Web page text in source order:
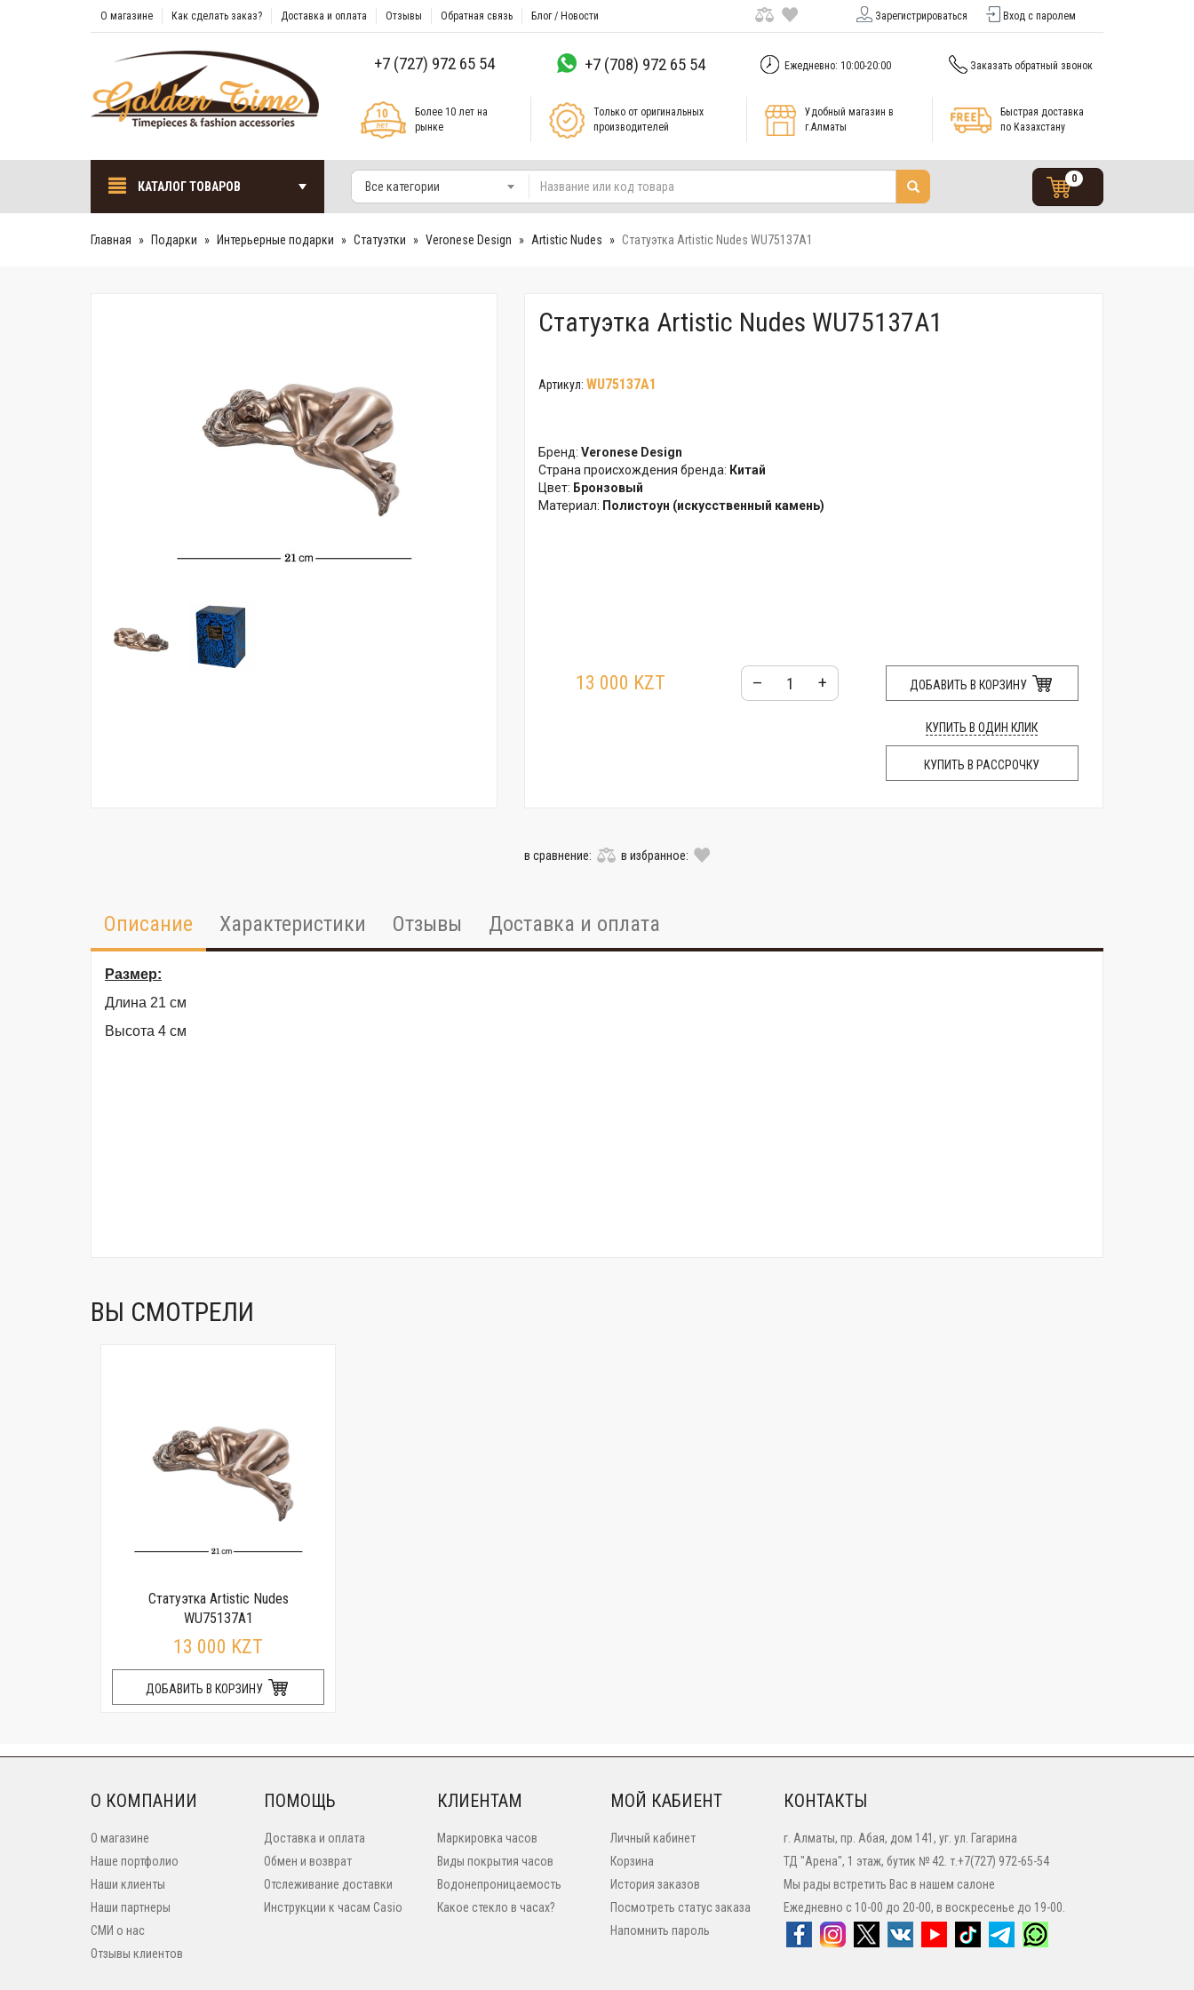
О магазине Как сделать заказ? Доставка и оплата Отзывы Обратная связь Блог / Новости Зарегистрироваться Вход с паролем
+7 (727) 972 65 54 +7 (708) 972 65 54 Ежедневно: 10:00-20:00 Заказать обратный звонок
Более 10 лет на
рынке
Только от оригинальных
производителей
Удобный магазин в
г.Алматы
Быстрая доставка
по Казахстану
КАТАЛОГ ТОВАРОВ Все категории
0
Главная Подарки Интерьерные подарки Cтатуэтки Veronese Design Artistic Nudes Статуэтка Artistic Nudes WU75137A1
Статуэтка Artistic Nudes WU75137A1
Артикул: WU75137A1
Бренд: Veronese Design
Страна происхождения бренда: Китай
Цвет: Бронзовый
Материал: Полистоун (искусственный камень)
13 000 KZT – + ДОБАВИТЬ В КОРЗИНУ
КУПИТЬ В ОДИН КЛИК
КУПИТЬ В РАССРОЧКУ
в сравнение: в избранное:
Описание Характеристики Отзывы Доставка и оплата
Размер:
Длина 21 см
Высота 4 см
ВЫ СМОТРЕЛИ
Статуэтка Artistic Nudes
WU75137A1
13 000 KZT
ДОБАВИТЬ В КОРЗИНУ
О КОМПАНИИ
О магазине
Наше портфолио
Наши клиенты
Наши партнеры
СМИ о нас
Отзывы клиентов
ПОМОЩЬ
Доставка и оплата
Обмен и возврат
Отслеживание доставки
Инструкции к часам Casio
КЛИЕНТАМ
Маркировка часов
Виды покрытия часов
Водонепроницаемость
Какое стекло в часах?
МОЙ КАБИЕНТ
Личный кабинет
Корзина
История заказов
Посмотреть статус заказа
Напомнить пароль
КОНТАКТЫ
г. Алматы, пр. Абая, дом 141, уг. ул. Гагарина
ТД "Арена", 1 этаж, бутик № 42. т.+7(727) 972-65-54
Мы рады встретить Вас в нашем салоне
Ежедневно с 10-00 до 20-00, в воскресенье до 19-00.